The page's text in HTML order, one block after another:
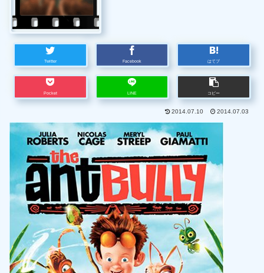
Twitter Facebook はてブ
Pocket LINE コピー
2014.07.10 2014.07.03